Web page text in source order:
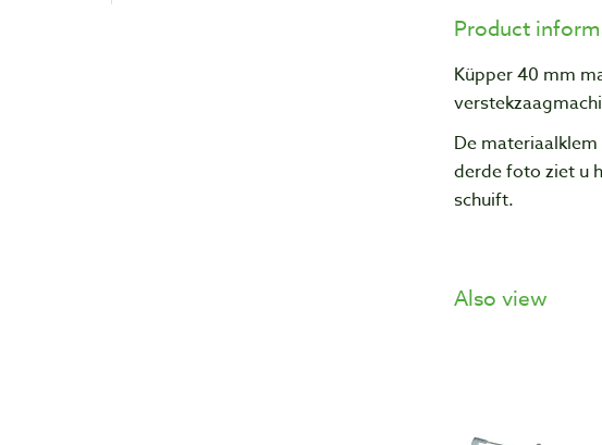
Product
Küpper 40 mm
De
derde foto ziet u
schuift.
Also view